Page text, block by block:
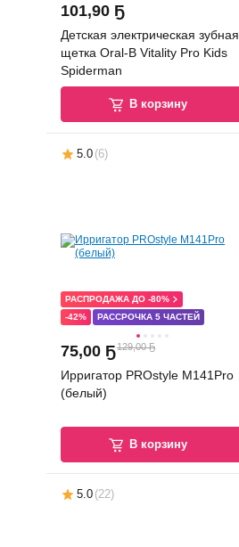
101,90 Ҕ
Детская электрическая зубная
щетка Oral-B Vitality Pro Kids
Spiderman
В корзину
5.0 (6)
-42% РАССРОЧКА 5 ЧАСТЕЙ
РАСПРОДАЖА ДО -80%
75,00 Ҕ129,00 Ҕ
Ирригатор PROstyle M141Pro
(белый)
В корзину
5.0 (22)